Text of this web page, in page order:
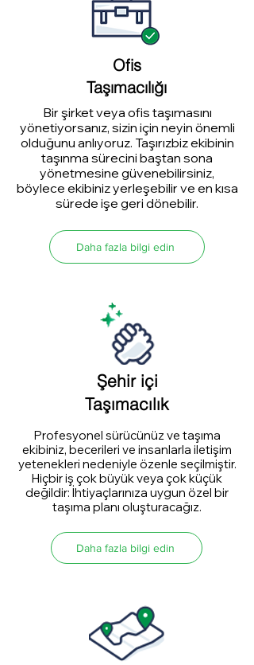
Ofis
Taşımacılığı
Bir şirket veya ofis taşımasını
yönetiyorsanız, sizin için neyin önemli
olduğunu anlıyoruz. Taşırızbiz ekibinin
taşınma sürecini baştan sona
yönetmesine güvenebilirsiniz,
böylece ekibiniz yerleşebilir ve en kısa
sürede işe geri dönebilir.
Daha fazla bilgi edin
Şehir içi
Taşımacılık
Profesyonel sürücünüz ve taşıma
ekibiniz, becerileri ve insanlarla iletişim
yetenekleri nedeniyle özenle seçilmiştir.
Hiçbir iş çok büyük veya çok küçük
değildir: İhtiyaçlarınıza uygun özel bir
taşıma planı oluşturacağız.
Daha fazla bilgi edin